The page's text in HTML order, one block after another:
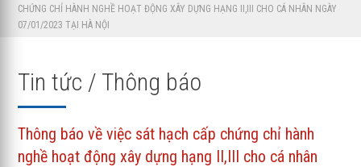
CHỨNG CHỈ HÀNH NGHỀ HOẠT ĐỘNG XÂY DỰNG HẠNG II,III CHO CÁ NHÂN NGÀY
07/01/2023 TẠI HÀ NỘI
Tin tức / Thông báo
Thông báo về việc sát hạch cấp chứng chỉ hành
nghề hoạt động xây dựng hạng II,III cho cá nhân